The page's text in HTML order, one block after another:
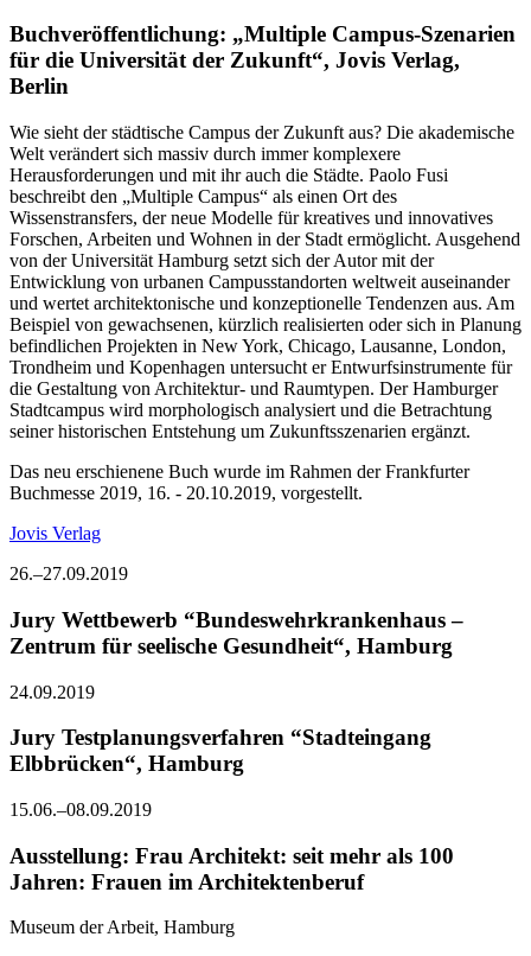
Buchveröffentlichung: „Multiple Campus-Szenarien
für die Universität der Zukunft“, Jovis Verlag,
Berlin
Wie sieht der städtische Campus der Zukunft aus? Die akademische
Welt verändert sich massiv durch immer komplexere
Herausforderungen und mit ihr auch die Städte. Paolo Fusi
beschreibt den „Multiple Campus“ als einen Ort des
Wissenstransfers, der neue Modelle für kreatives und innovatives
Forschen, Arbeiten und Wohnen in der Stadt ermöglicht. Ausgehend
von der Universität Hamburg setzt sich der Autor mit der
Entwicklung von urbanen Campusstandorten weltweit auseinander
und wertet architektonische und konzeptionelle Tendenzen aus. Am
Beispiel von gewachsenen, kürzlich realisierten oder sich in Planung
befindlichen Projekten in New York, Chicago, Lausanne, London,
Trondheim und Kopenhagen untersucht er Entwurfsinstrumente für
die Gestaltung von Architektur- und Raumtypen. Der Hamburger
Stadtcampus wird morphologisch analysiert und die Betrachtung
seiner historischen Entstehung um Zukunftsszenarien ergänzt.
Das neu erschienene Buch wurde im Rahmen der Frankfurter
Buchmesse 2019, 16. - 20.10.2019, vorgestellt.
Jovis Verlag
26.–27.09.2019
Jury Wettbewerb “Bundeswehrkrankenhaus –
Zentrum für seelische Gesundheit“, Hamburg
24.09.2019
Jury Testplanungsverfahren “Stadteingang
Elbbrücken“, Hamburg
15.06.–08.09.2019
Ausstellung: Frau Architekt: seit mehr als 100
Jahren: Frauen im Architektenberuf
Museum der Arbeit, Hamburg